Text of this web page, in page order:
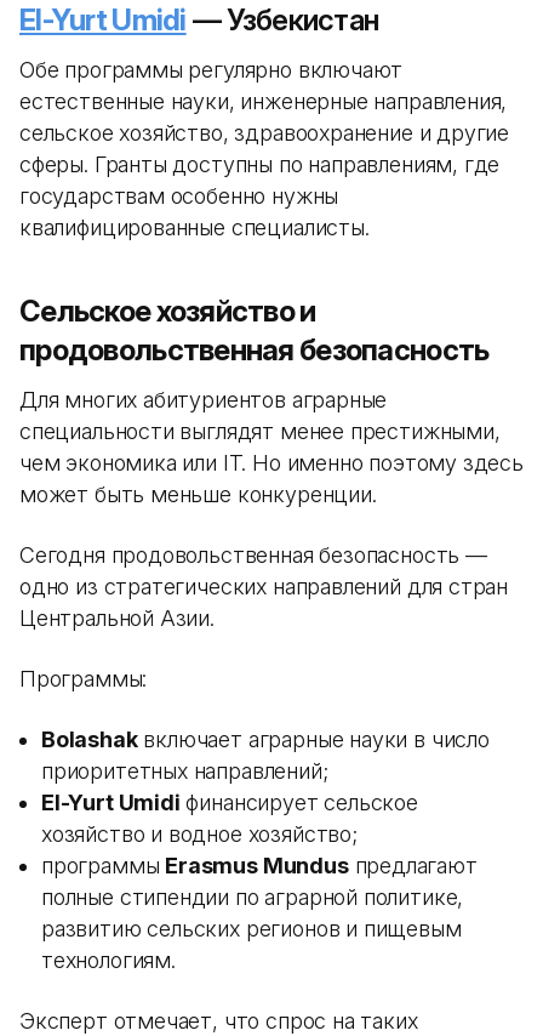
El-Yurt Umidi — Узбекистан
Обе программы регулярно включают
естественные науки, инженерные направления,
сельское хозяйство, здравоохранение и другие
сферы. Гранты доступны по направлениям, где
государствам особенно нужны
квалифицированные специалисты.
Сельское хозяйство и
продовольственная безопасность
Для многих абитуриентов аграрные
специальности выглядят менее престижными,
чем экономика или IT. Но именно поэтому здесь
может быть меньше конкуренции.
Сегодня продовольственная безопасность —
одно из стратегических направлений для стран
Центральной Азии.
Программы:
Bolashakвключает аграрные науки в число
приоритетных направлений;
El-Yurt Umidi финансирует сельское
хозяйство и водное хозяйство;
программы Erasmus Mundusпредлагают
полные стипендии по аграрной политике,
развитию сельских регионов и пищевым
технологиям.
Эксперт отмечает, что спрос на таких